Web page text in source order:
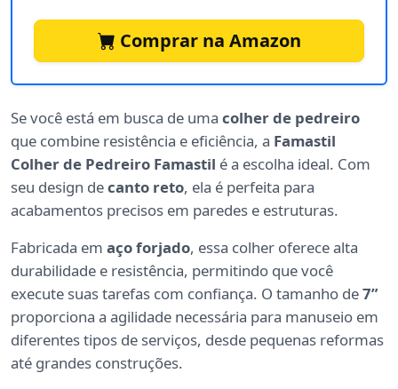
Comprar na Amazon
Se você está em busca de uma colher de pedreiro
que combine resistência e eficiência, a Famastil
Colher de Pedreiro Famastil é a escolha ideal. Com
seu design decanto reto, ela é perfeita para
acabamentos precisos em paredes e estruturas.
Fabricada em aço forjado, essa colher oferece alta
durabilidade e resistência, permitindo que você
execute suas tarefas com confiança. O tamanho de7”
proporciona a agilidade necessária para manuseio em
diferentes tipos de serviços, desde pequenas reformas
até grandes construções.